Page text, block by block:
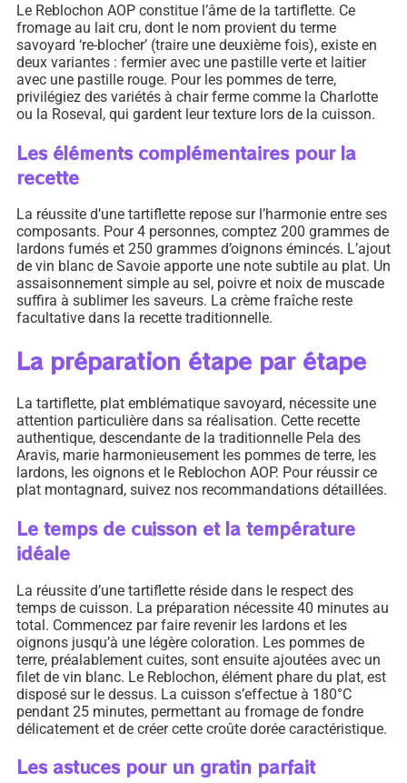
Le Reblochon AOP constitue l’âme de la tartiflette. Ce
fromage au lait cru, dont le nom provient du terme
savoyard ‘re-blocher’ (traire une deuxième fois), existe en
deux variantes : fermier avec une pastille verte et laitier
avec une pastille rouge. Pour les pommes de terre,
privilégiez des variétés à chair ferme comme la Charlotte
ou la Roseval, qui gardent leur texture lors de la cuisson.
Les éléments complémentaires pour la
recette
La réussite d’une tartiflette repose sur l’harmonie entre ses
composants. Pour 4 personnes, comptez 200 grammes de
lardons fumés et 250 grammes d’oignons émincés. L’ajout
de vin blanc de Savoie apporte une note subtile au plat. Un
assaisonnement simple au sel, poivre et noix de muscade
suffira à sublimer les saveurs. La crème fraîche reste
facultative dans la recette traditionnelle.
La préparation étape par étape
La tartiflette, plat emblématique savoyard, nécessite une
attention particulière dans sa réalisation. Cette recette
authentique, descendante de la traditionnelle Pela des
Aravis, marie harmonieusement les pommes de terre, les
lardons, les oignons et le Reblochon AOP. Pour réussir ce
plat montagnard, suivez nos recommandations détaillées.
Le temps de cuisson et la température
idéale
La réussite d’une tartiflette réside dans le respect des
temps de cuisson. La préparation nécessite 40 minutes au
total. Commencez par faire revenir les lardons et les
oignons jusqu’à une légère coloration. Les pommes de
terre, préalablement cuites, sont ensuite ajoutées avec un
filet de vin blanc. Le Reblochon, élément phare du plat, est
disposé sur le dessus. La cuisson s’effectue à 180°C
pendant 25 minutes, permettant au fromage de fondre
délicatement et de créer cette croûte dorée caractéristique.
Les astuces pour un gratin parfait